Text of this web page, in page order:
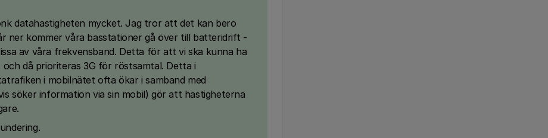
datahastigheten mycket. Jag tror att det kan bero
ner kommer våra basstationer gå över till batteridrift -
av våra frekvensband. Detta för att vi ska kunna ha
och då prioriteras 3G för röstsamtal. Detta i
i mobilnätet ofta ökar i samband med
söker information via sin mobil) gör att hastigheterna